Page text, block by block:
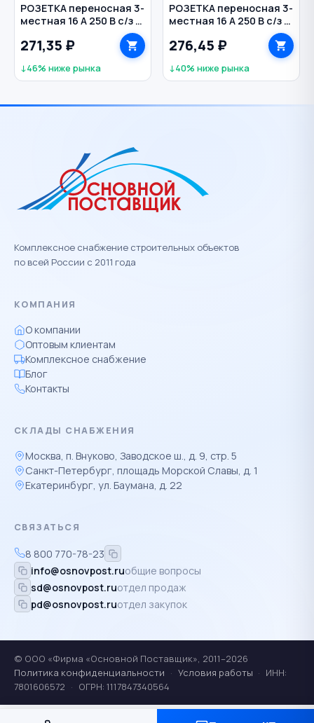
РОЗЕТКА переносная 3-
местная 16 А 250 В с/з с
крышками каучук IP54
NE-AD
271,35 ₽
↓46% ниже рынка
РОЗЕТКА переносная 3-
местная 16 А 250 В с/з с
крышками каучук IP54
276,45 ₽
↓40% ниже рынка
Комплексное снабжение строительных объектов
по всей России с 2011 года
КОМПАНИЯ
О компании
Оптовым клиентам
Комплексное снабжение
Блог
Контакты
СКЛАДЫ СНАБЖЕНИЯ
Москва, п. Внуково, Заводское ш., д. 9, стр. 5
Санкт-Петербург, площадь Морской Славы, д. 1
Екатеринбург, ул. Баумана, д. 22
СВЯЗАТЬСЯ
8 800 770-78-23
info@osnovpost.ruобщие вопросы
sd@osnovpost.ruотдел продаж
pd@osnovpost.ruотдел закупок
© ООО «Фирма «Основной Поставщик», 2011–2026
Политика конфиденциальности · Условия работы · ИНН:
7801606572 · ОГРН: 1117847340564